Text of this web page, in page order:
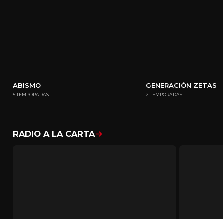
ABISMO
5 TEMPORADAS
GENERACIÓN ZETAS
2 TEMPORADAS
RADIO A LA CARTAMostrar todo